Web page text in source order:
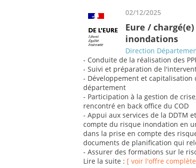
02/12/2025
Eure /
inondations
Direction
- Conduite de la réalisation des
- Suivi et préparation de
- Développement et
département
- Participation à la gestion de
rencontré en back office du COD
- Appui aux services de la DDTM
compte du risque inondation en
dans la prise en compte des
documents de planification qui
- Assurer des formations sur le
Lire la suite : [ voir l'offre